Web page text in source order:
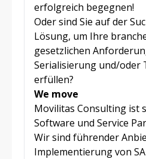
erfolgreich begegnen!
Oder sind Sie auf der
Lösung, um Ihre
gesetzlichen
Serialisierung und/oder
erfüllen?
We move
Movilitas Consulting ist
Software und Service
Wir sind führender
Implementierung von